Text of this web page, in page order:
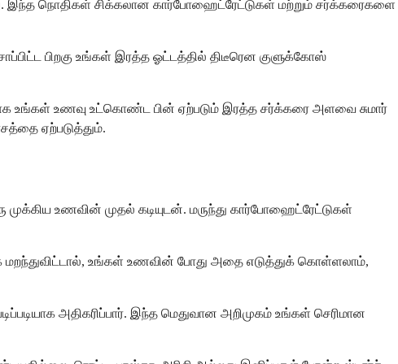
இந்த நொதிகள் சிக்கலான கார்போஹைட்ரேட்டுகள் மற்றும் சர்க்கரைகளை
பிறகு உங்கள் இரத்த ஓட்டத்தில் திடீரென குளுக்கோஸ்
உங்கள் உணவு உட்கொண்ட பின் ஏற்படும் இரத்த சர்க்கரை அளவை சுமார்
ஏற்படுத்தும்.
உணவின் முதல் கடியுடன். மருந்து கார்போஹைட்ரேட்டுகள்
மறந்துவிட்டால், உங்கள் உணவின் போது அதை எடுத்துக் கொள்ளலாம்,
அதிகரிப்பார். இந்த மெதுவான அறிமுகம் உங்கள் செரிமான